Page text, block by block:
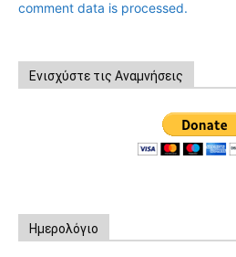
comment data is processed.
Ενισχύστε τις Αναμνήσεις
Ημερολόγιο